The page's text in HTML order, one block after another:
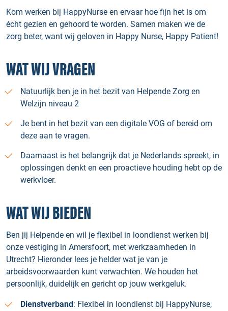
Kom werken bij HappyNurse en ervaar hoe fijn het is om
écht gezien en gehoord te worden. Samen maken we de
zorg beter, want wij geloven in Happy Nurse, Happy Patient!
WAT WIJ VRAGEN
Natuurlijk ben je in het bezit van Helpende Zorg en
Welzijn niveau 2
Je bent in het bezit van een digitale VOG of bereid om
deze aan te vragen.
Daarnaast is het belangrijk dat je Nederlands spreekt, in
oplossingen denkt en een proactieve houding hebt op de
werkvloer.
WAT WIJ BIEDEN
Ben jij Helpende en wil je flexibel in loondienst werken bij
onze vestiging in Amersfoort, met werkzaamheden in
Utrecht? Hieronder lees je helder wat je van je
arbeidsvoorwaarden kunt verwachten. We houden het
persoonlijk, duidelijk en gericht op jouw werkgeluk.
Dienstverband: Flexibel in loondienst bij HappyNurse,